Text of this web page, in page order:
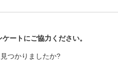
ートにご協力ください。
つかりましたか?